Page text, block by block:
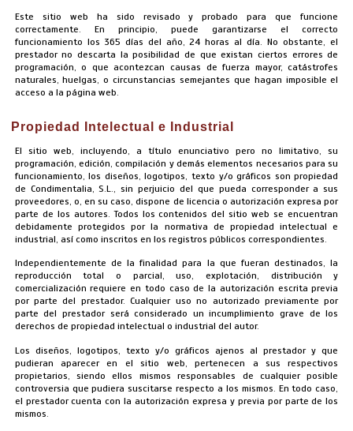
Este sitio web ha sido revisado y probado para que funcione
correctamente. En principio, puede garantizarse el correcto
funcionamiento los 365 días del año, 24 horas al día. No obstante, el
prestador no descarta la posibilidad de que existan ciertos errores de
programación, o que acontezcan causas de fuerza mayor, catástrofes
naturales, huelgas, o circunstancias semejantes que hagan imposible el
acceso a la página web.
Propiedad Intelectual e Industrial
El sitio web, incluyendo, a título enunciativo pero no limitativo, su
programación, edición, compilación y demás elementos necesarios para su
funcionamiento, los diseños, logotipos, texto y/o gráficos son propiedad
de Condimentalia, S.L., sin perjuicio del que pueda corresponder a sus
proveedores, o, en su caso, dispone de licencia o autorización expresa por
parte de los autores. Todos los contenidos del sitio web se encuentran
debidamente protegidos por la normativa de propiedad intelectual e
industrial, así como inscritos en los registros públicos correspondientes.
Independientemente de la finalidad para la que fueran destinados, la
reproducción total o parcial, uso, explotación, distribución y
comercialización requiere en todo caso de la autorización escrita previa
por parte del prestador. Cualquier uso no autorizado previamente por
parte del prestador será considerado un incumplimiento grave de los
derechos de propiedad intelectual o industrial del autor.
Los diseños, logotipos, texto y/o gráficos ajenos al prestador y que
pudieran aparecer en el sitio web, pertenecen a sus respectivos
propietarios, siendo ellos mismos responsables de cualquier posible
controversia que pudiera suscitarse respecto a los mismos. En todo caso,
el prestador cuenta con la autorización expresa y previa por parte de los
mismos.